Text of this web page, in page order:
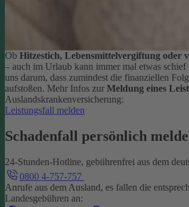
Ob Hitzestich, Lebensmittelvergiftung oder
– auch im Urlaub kann immer mal etwas
uns darum, dass zumindest die finanziellen
aufstoßen. Mehr Infos zur Meldung eines
Auslandskrankenversicherung:
Leistungsfall melden
Schadenfall persönlich
24-Stunden-Hotline, gebührenfrei aus dem
0800 4-757-757
Anrufe aus dem Ausland, es fallen die
Landesgebühren an: